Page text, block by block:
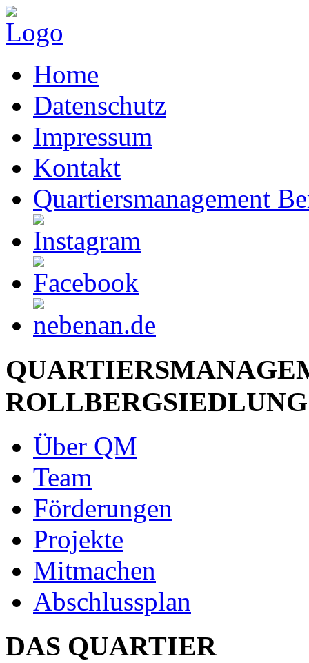
Home
Datenschutz
Impressum
Kontakt
Quartiersmanagement
ROLLBERGSIEDLUNG
Über QM
Team
Förderungen
Projekte
Mitmachen
Abschlussplan
DAS QUARTIER